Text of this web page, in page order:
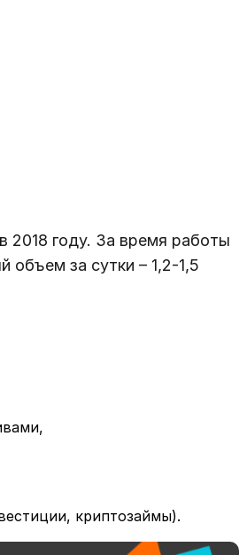
2018 году. За время работы
объем за сутки – 1,2-1,5
криптозаймы).